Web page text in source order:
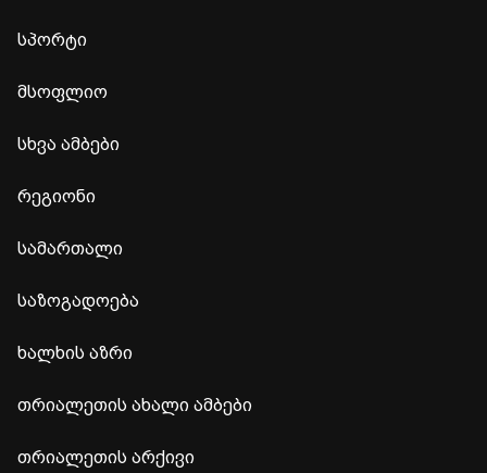
სპორტი
მსოფლიო
სხვა ამბები
რეგიონი
სამართალი
საზოგადოება
ხალხის აზრი
თრიალეთის ახალი ამბები
თრიალეთის არქივი